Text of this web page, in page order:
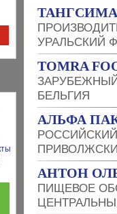
ТАНГСИМА
УРАЛЬСКИЙ
TOMRA
БЕЛЬГИЯ
АЛЬФА
АНТОН
ПИЩЕВОЕ